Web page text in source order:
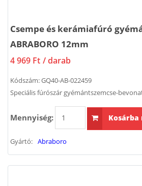
Csempe és kerámiafúró
ABRABORO 12mm
4 969 Ft / darab
Kódszám:GQ40-AB-022459
Speciális fúrószár gyémántszemcse-
Mennyiség: Kosárba
Gyártó: Abraboro